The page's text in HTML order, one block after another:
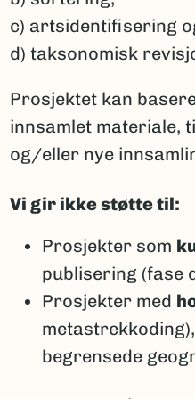
c) artsidentifisering
d) taksonomisk
Prosjektet kan
innsamlet materiale,
og/eller nye
Vi gir ikke støtte til:
Prosjekter som
publisering (fase
Prosjekter med
begrensede